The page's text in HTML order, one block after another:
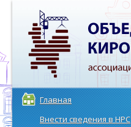
Главная
Внести сведения в НРС